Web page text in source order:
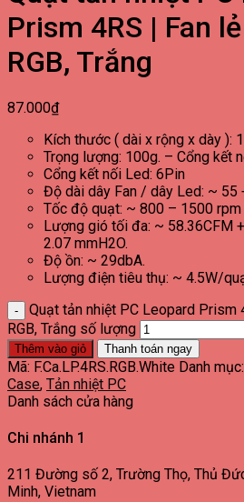
Prism 4RS | Fan
RGB, Trắng
87.000₫
Kích thước ( dài x rộng x dày ):
Trọng lượng: 100g. – Cổng kết
Cổng kết nối Led: 6Pin
Độ dài dây Fan / dây Led: ~ 55
Tốc độ quạt: ~ 800 – 1500
Lượng gió tối đa: ~ 58.36CFM
2.07 mmH2O.
Độ ồn: ~ 29dbA.
Lượng điện tiêu thụ: ~ 4.5W/
Quạt tản nhiệt PC Leopard Prism
RGB, Trắng số lượng
Thêm vào giỏ Thanh toán ngay
Mã: F.Ca.LP.4RS.RGB.White Danh mục:
Case, Tản nhiệt PC
Danh sách cửa hàng
Chi nhánh 1
211 Đường số 2, Trường Thọ, Thủ
Minh, Vietnam